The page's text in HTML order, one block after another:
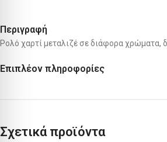
Περιγραφή
Ρολό χαρτί μεταλιζέ σε διάφορα χρώματα,
Επιπλέον πληροφορίες
Σχετικά προϊόντα